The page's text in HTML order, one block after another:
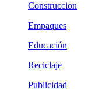
Construccion
Empaques
Educación
Reciclaje
Publicidad